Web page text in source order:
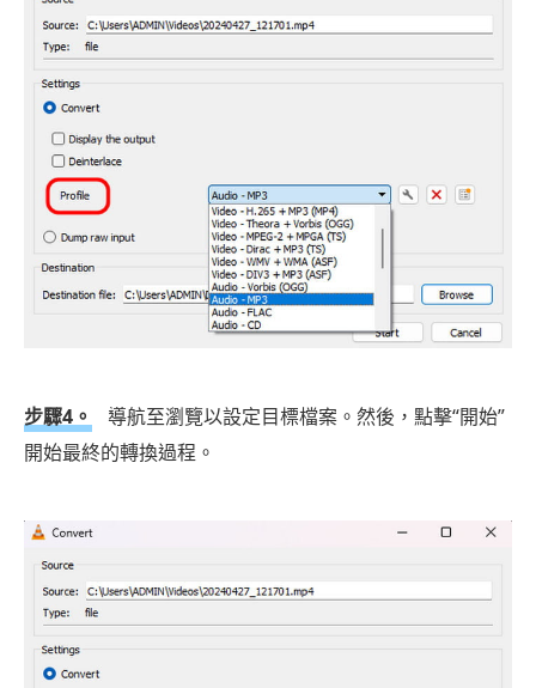
步驟4。
導航至瀏覽以設定目標檔案。然後，點擊“開始”
開始最終的轉換過程。